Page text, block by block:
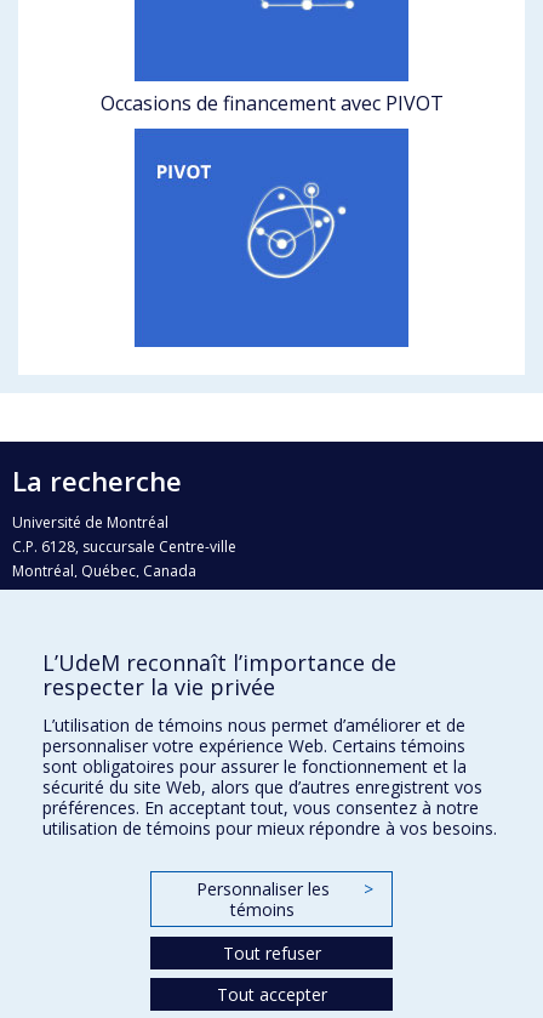
Occasions de financement avec PIVOT
La recherche
Université de Montréal
C.P. 6128, succursale Centre-ville
Montréal, Québec, Canada
H3C 3J7
Qui fait quoi?
Nous trouver
Plan du site
Accessibilité
L’UdeM reconnaît l’importance de
respecter la vie privée
L’utilisation de témoins nous permet d’améliorer et de
personnaliser votre expérience Web. Certains témoins
sont obligatoires pour assurer le fonctionnement et la
sécurité du site Web, alors que d’autres enregistrent vos
préférences. En acceptant tout, vous consentez à notre
utilisation de témoins pour mieux répondre à vos besoins.
Personnaliser les
témoins
>
Tout refuser
Tout accepter